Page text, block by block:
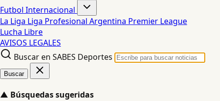
Futbol Internacional
La Liga Liga Profesional Argentina Premier League
Lucha Libre
AVISOS LEGALES
Buscar en SABES Deportes
Buscar
▲ Búsquedas sugeridas